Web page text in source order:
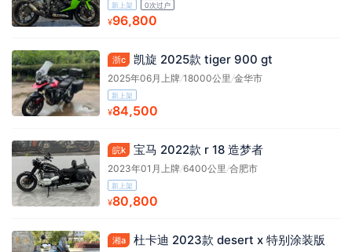
新上架 0次过户
¥96,800
浙c 凯旋 2025款 tiger 900 gt
2025年06月上牌/18000公里/金华市
新上架
¥84,500
皖k 宝马 2022款 r 18 造梦者
2023年01月上牌/6400公里/合肥市
新上架
¥80,800
湘a 杜卡迪 2023款 desert x 特别涂装版